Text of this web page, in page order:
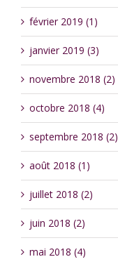
février 2019 (1)
janvier 2019 (3)
novembre 2018 (2)
octobre 2018 (4)
septembre 2018 (2)
août 2018 (1)
juillet 2018 (2)
juin 2018 (2)
mai 2018 (4)